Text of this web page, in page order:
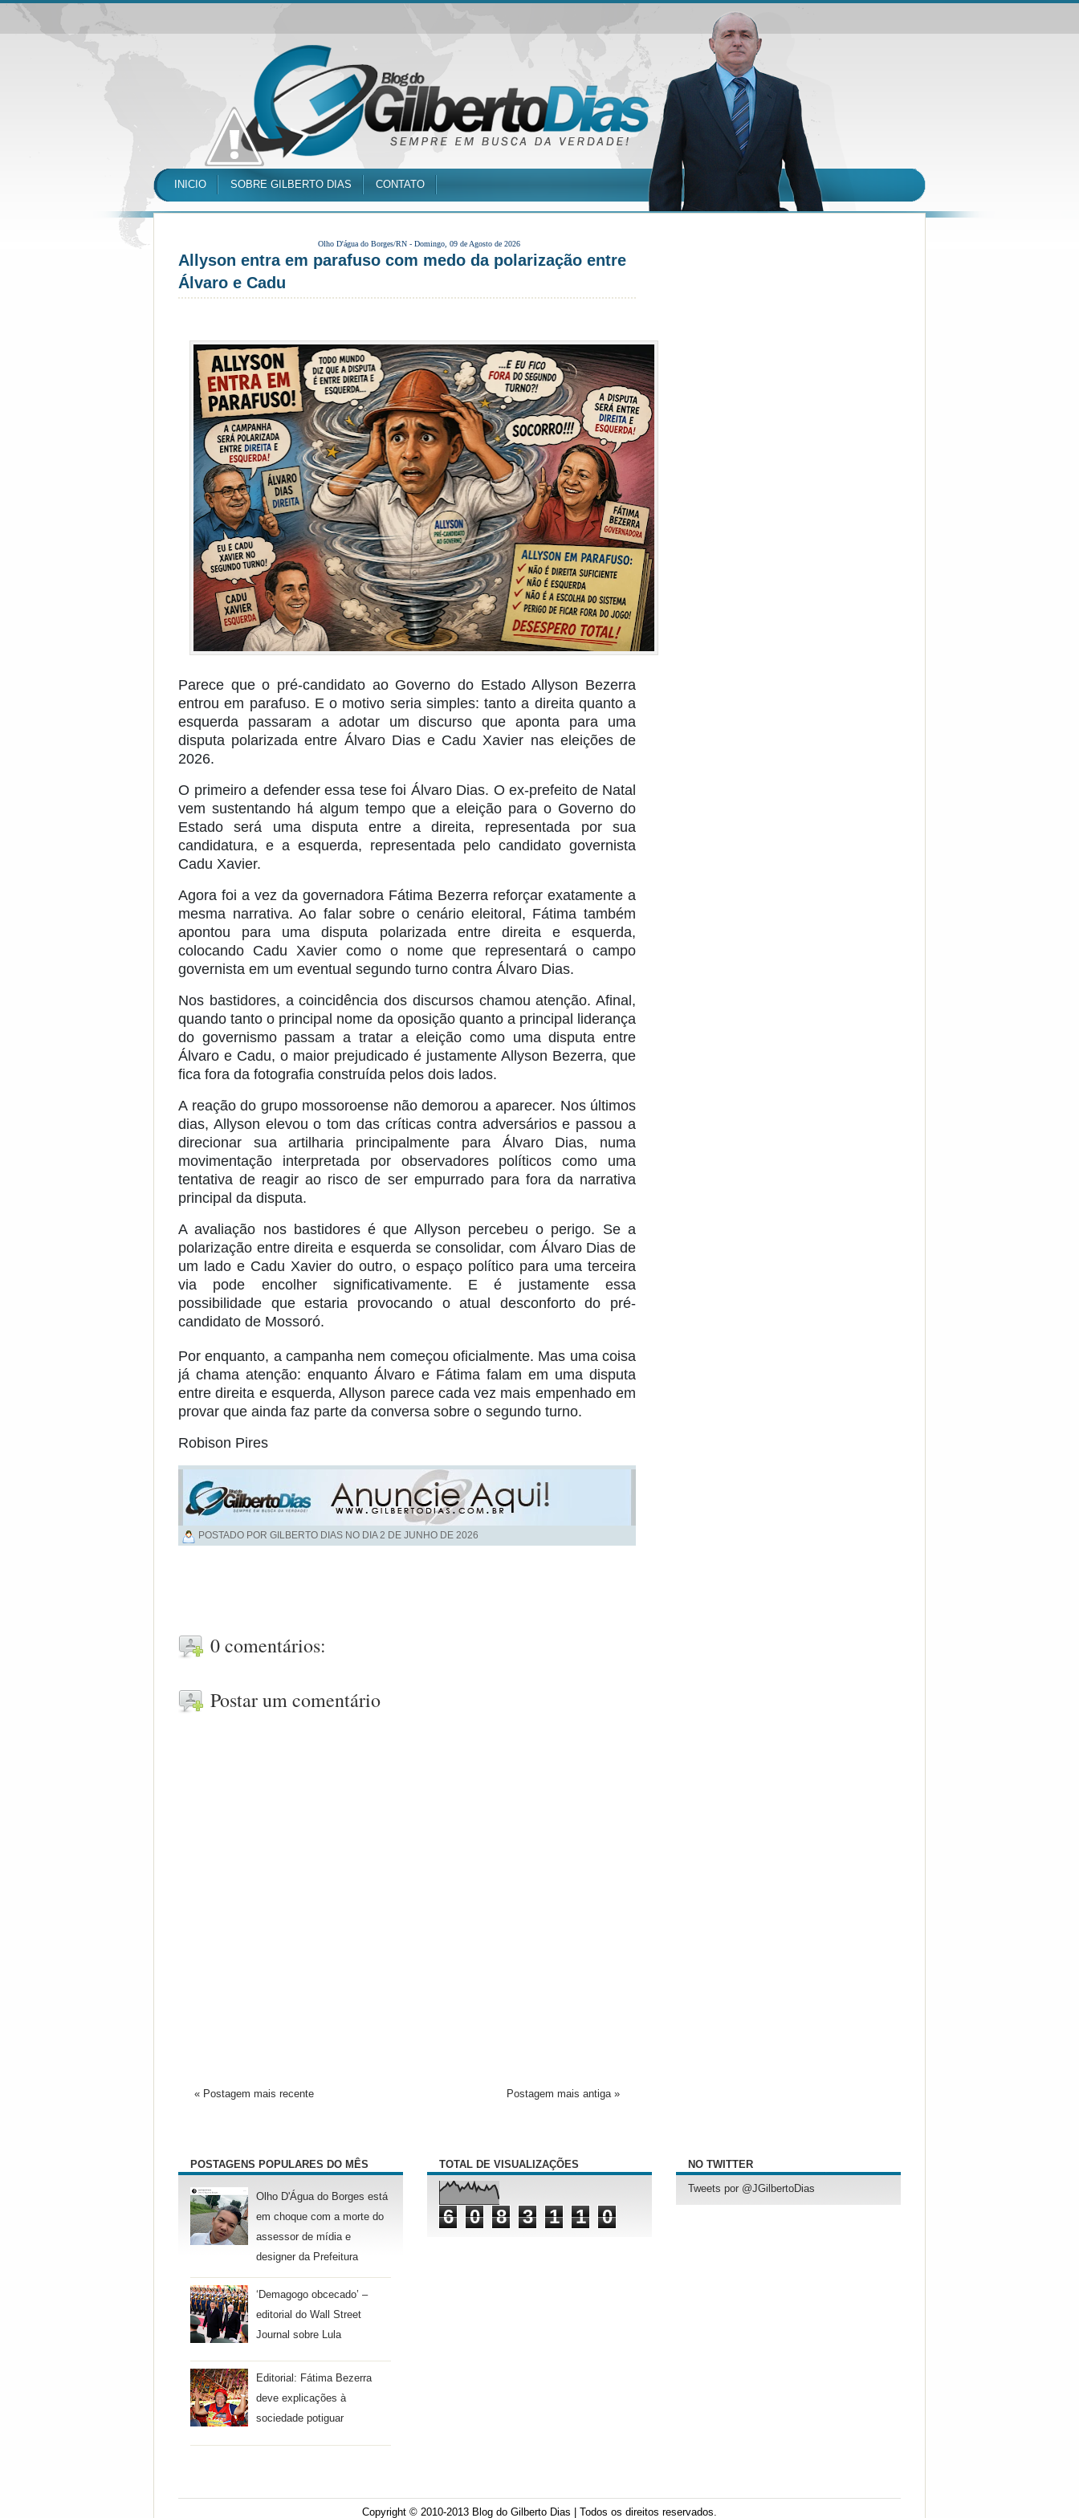
INICIO SOBRE GILBERTO DIAS CONTATO
Olho D'água do Borges/RN - Domingo, 09 de Agosto de 2026
Allyson entra em parafuso com medo da polarização entre
Álvaro e Cadu
Parece que o pré-candidato ao Governo do Estado Allyson Bezerra
entrou em parafuso. E o motivo seria simples: tanto a direita quanto a
esquerda passaram a adotar um discurso que aponta para uma
disputa polarizada entre Álvaro Dias e Cadu Xavier nas eleições de
2026.
O primeiro a defender essa tese foi Álvaro Dias. O ex-prefeito de Natal
vem sustentando há algum tempo que a eleição para o Governo do
Estado será uma disputa entre a direita, representada por sua
candidatura, e a esquerda, representada pelo candidato governista
Cadu Xavier.
Agora foi a vez da governadora Fátima Bezerra reforçar exatamente a
mesma narrativa. Ao falar sobre o cenário eleitoral, Fátima também
apontou para uma disputa polarizada entre direita e esquerda,
colocando Cadu Xavier como o nome que representará o campo
governista em um eventual segundo turno contra Álvaro Dias.
Nos bastidores, a coincidência dos discursos chamou atenção. Afinal,
quando tanto o principal nome da oposição quanto a principal liderança
do governismo passam a tratar a eleição como uma disputa entre
Álvaro e Cadu, o maior prejudicado é justamente Allyson Bezerra, que
fica fora da fotografia construída pelos dois lados.
A reação do grupo mossoroense não demorou a aparecer. Nos últimos
dias, Allyson elevou o tom das críticas contra adversários e passou a
direcionar sua artilharia principalmente para Álvaro Dias, numa
movimentação interpretada por observadores políticos como uma
tentativa de reagir ao risco de ser empurrado para fora da narrativa
principal da disputa.
A avaliação nos bastidores é que Allyson percebeu o perigo. Se a
polarização entre direita e esquerda se consolidar, com Álvaro Dias de
um lado e Cadu Xavier do outro, o espaço político para uma terceira
via pode encolher significativamente. E é justamente essa
possibilidade que estaria provocando o atual desconforto do pré-
candidato de Mossoró.
Por enquanto, a campanha nem começou oficialmente. Mas uma coisa
já chama atenção: enquanto Álvaro e Fátima falam em uma disputa
entre direita e esquerda, Allyson parece cada vez mais empenhado em
provar que ainda faz parte da conversa sobre o segundo turno.
Robison Pires
POSTADO POR GILBERTO DIAS NO DIA2 DE JUNHO DE 2026
0 comentários:
Postar um comentário
« Postagem mais recente Postagem mais antiga »
POSTAGENS POPULARES DO MÊS
Olho D'Água do Borges está
em choque com a morte do
assessor de mídia e
designer da Prefeitura
‘Demagogo obcecado’ –
editorial do Wall Street
Journal sobre Lula
Editorial: Fátima Bezerra
deve explicações à
sociedade potiguar
TOTAL DE VISUALIZAÇÕES
6 0 8 3 1 1 0
NO TWITTER
Tweets por @JGilbertoDias
Copyright © 2010-2013 Blog do Gilberto Dias | Todos os direitos reservados.